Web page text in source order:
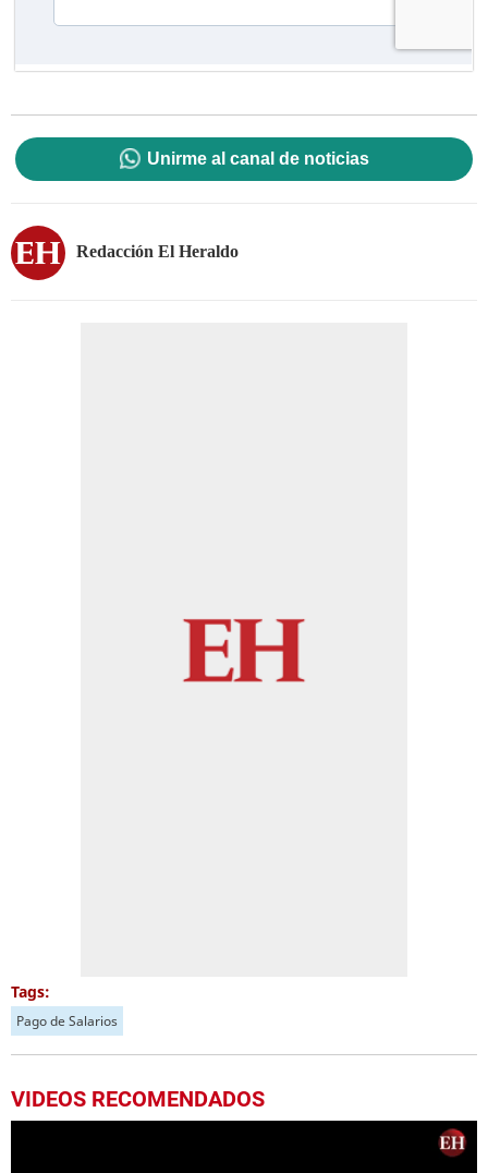
Unirme al canal de noticias
Redacción El Heraldo
Tags:
Pago de Salarios
VIDEOS RECOMENDADOS